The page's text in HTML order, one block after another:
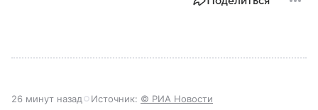
26 минут назад Источник: © РИА Новости